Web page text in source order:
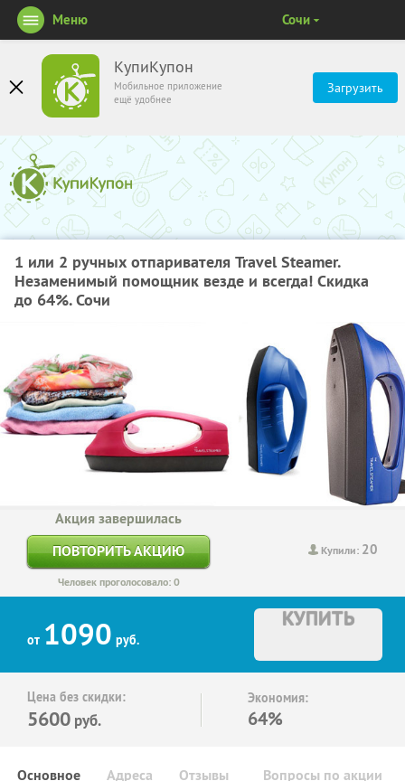
КупиКупон
Мобильное приложение
ещё удобнее
Загрузить
Меню Сочи
1 или 2 ручных отпаривателя Travel Steamer.
Незаменимый помощник везде и всегда! Скидка
до 64%. Сочи
Купили: 20
Акция завершилась
ПОВТОРИТЬ АКЦИЮ
Человек проголосовало: 0
от 1090 руб.
КУПИТЬ
Цена без скидки:
5600 руб.
Экономия:
64%
Основное Отзывы Вопросы по акции
Адреса